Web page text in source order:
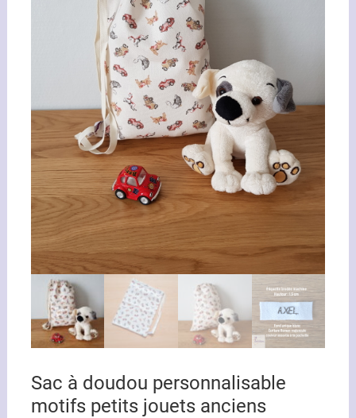
Sac à doudou personnalisable
motifs petits jouets anciens